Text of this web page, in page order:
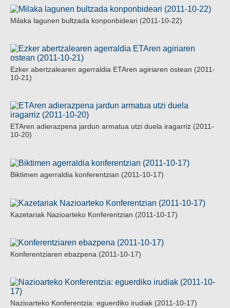
Milaka lagunen bultzada konponbideari (2011-10-22)
Ezker abertzalearen agerraldia ETAren agiriaren ostean (2011-
10-21)
ETAren adierazpena jardun armatua utzi duela iragarriz (2011-
10-20)
Biktimen agerraldia konferentzian (2011-10-17)
Kazetariak Nazioarteko Konferentzian (2011-10-17)
Konferentziaren ebazpena (2011-10-17)
Nazioarteko Konferentzia: eguerdiko irudiak (2011-10-17)